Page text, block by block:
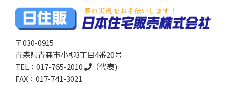
〒030-0915
青森県青森市小柳3丁目4番20号
TEL： 017-765-2010
（代表)
FAX：017-741-3021